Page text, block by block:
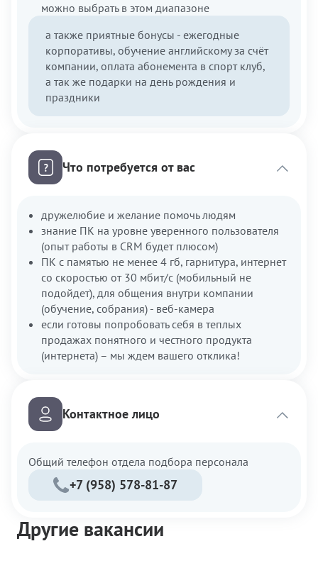
можно выбрать в этом диапазоне
а также приятные бонусы - ежегодные
корпоративы, обучение английскому за счёт
компании, оплата абонемента в спорт клуб,
а так же подарки на день рождения и
праздники
Что потребуется от вас
дружелюбие и желание помочь людям
знание ПК на уровне уверенного пользователя
(опыт работы в CRM будет плюсом)
ПК с памятью не менее 4 гб, гарнитура, интернет
со скоростью от 30 мбит/c (мобильный не
подойдет), для общения внутри компании
(обучение, собрания) - веб-камера
если готовы попробовать себя в теплых
продажах понятного и честного продукта
(интернета) – мы ждем вашего отклика!
Контактное лицо
Общий телефон отдела подбора персонала
+7 (958) 578-81-87
Другие вакансии